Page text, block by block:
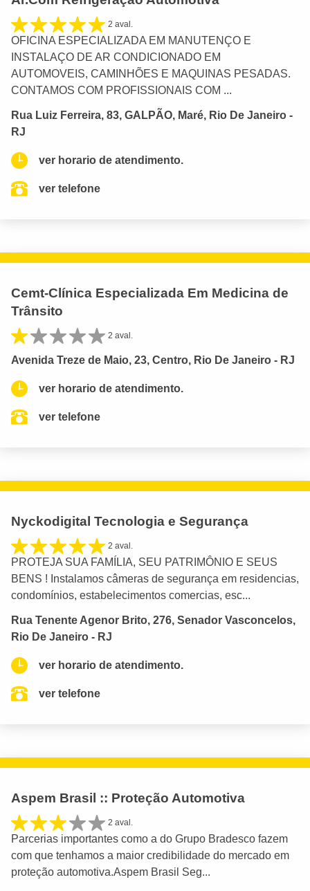
2 aval.
OFICINA ESPECIALIZADA EM MANUTENÇO E
INSTALAÇO DE AR CONDICIONADO EM
AUTOMOVEIS, CAMINHÕES E MAQUINAS PESADAS.
CONTAMOS COM PROFISSIONAIS COM ...
Rua Luiz Ferreira, 83, GALPÃO, Maré, Rio De Janeiro -
RJ
ver horario de atendimento.
ver telefone
Cemt-Clínica Especializada Em Medicina de
Trânsito
2 aval.
Avenida Treze de Maio, 23, Centro, Rio De Janeiro - RJ
ver horario de atendimento.
ver telefone
Nyckodigital Tecnologia e Segurança
2 aval.
PROTEJA SUA FAMÍLIA, SEU PATRIMÔNIO E SEUS
BENS ! Instalamos câmeras de segurança em residencias,
condomínios, estabelecimentos comercias, esc...
Rua Tenente Agenor Brito, 276, Senador Vasconcelos,
Rio De Janeiro - RJ
ver horario de atendimento.
ver telefone
Aspem Brasil :: Proteção Automotiva
2 aval.
Parcerias importantes como a do Grupo Bradesco fazem
com que tenhamos a maior credibilidade do mercado em
proteção automotiva.Aspem Brasil Seg...